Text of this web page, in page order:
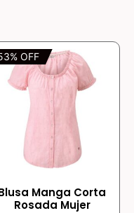
OFF
Manga Corta
Rosada Mujer